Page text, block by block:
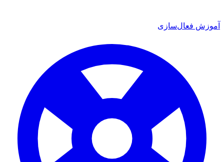
آموزش فعال‌سازی